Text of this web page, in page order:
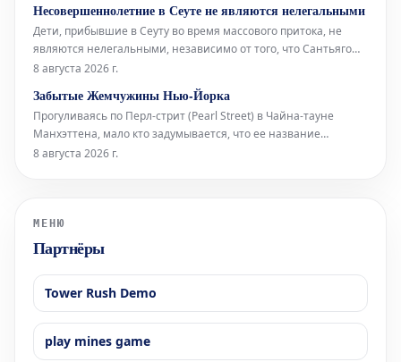
72 000 мигрантов в Сеуту неделю назад), испанское
правительство приняло от
Несовершеннолетние в Сеуте не являются нелегальными
Дети, прибывшие в Сеуту во время массового притока, не
являются нелегальными, независимо от того, что Сантьяго
Абаскаль называет их «захватчиками», а соглашения между
границы поднимает вопросы об испанских спецслужбах,
степени лояльности сот
8 августа 2026 г.
Забытые Жемчужины Нью-Йорка
Прогуливаясь по Перл-стрит (Pearl Street) в Чайна-тауне
Манхэттена, мало кто задумывается, что ее название
указывает на первоначальную береговую линию Ист-Ривер
8 августа 2026 г.
МЕНЮ
Партнёры
Tower Rush Demo
play mines game